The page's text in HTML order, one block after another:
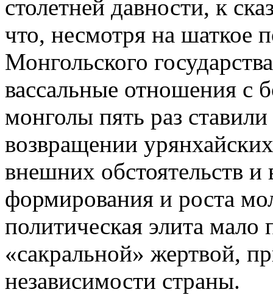
столетней давности, к
что, несмотря на шаткое
Монгольского
вассальные отношения с
монголы пять раз
возвращении
внешних обстоятельств
формирования и роста
политическая элита мало
«сакральной» жертвой,
независимости страны.